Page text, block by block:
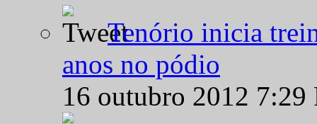
Tenório inicia
anos no pódio
16 outubro 2012